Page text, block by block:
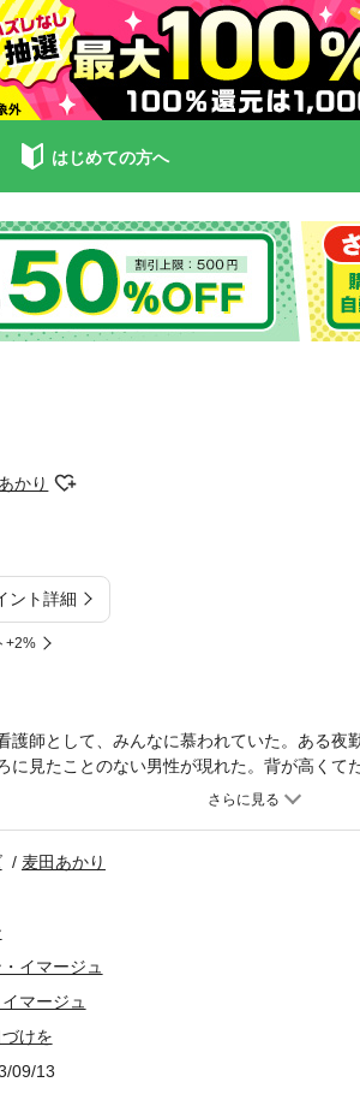
はじめての方へ
かり
ント詳細
+2%
護師として、みんなに慕われていた。ある夜
に見たことのない男性が現れた。背が高くて
、オランダの高名な麻酔医なのだそうだ。そ
色褪せないベティ・ニールズの初恋物語。
麦田あかり
イマージュ
マージュ
けを
09/13